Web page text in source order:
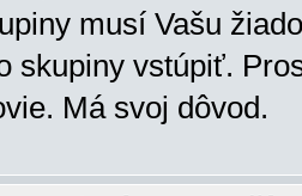
musí Vašu
skupiny vstúpiť.
Má svoj dôvod.